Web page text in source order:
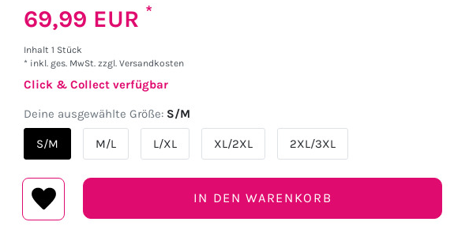
69,99 EUR *
Inhalt 1 Stück
* inkl. ges. MwSt. zzgl. Versandkosten
Click & Collect verfügbar
Deine ausgewählte Größe: S/M
S/M M/L L/XL XL/2XL 2XL/3XL
IN DEN WARENKORB